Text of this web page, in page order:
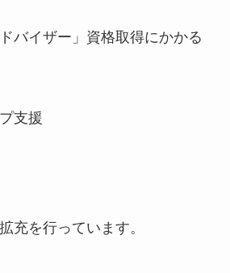
バイザー」資格取得にかかる
支援
充を行っています。